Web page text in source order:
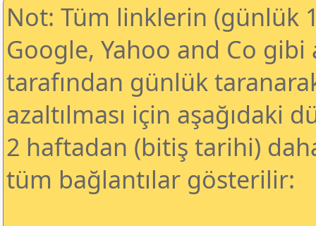
Not: Tüm linklerin (günlük
Google, Yahoo and Co
tarafından günlük
azaltılması için aşağıdaki
2 haftadan (bitiş tarihi)
tüm bağlantılar gösterilir: